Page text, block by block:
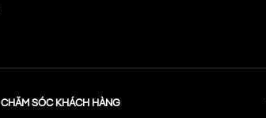
CHĂM SÓC KHÁCH HÀNG